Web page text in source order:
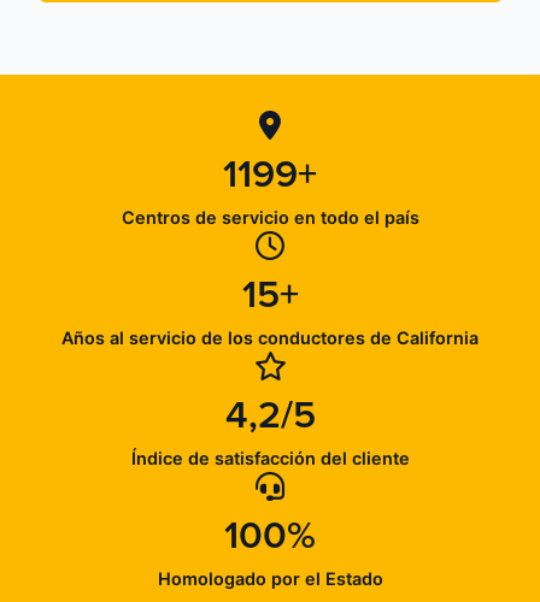
1199+
Centros de servicio en todo el país
15+
Años al servicio de los conductores de California
4,2/5
Índice de satisfacción del cliente
100%
Homologado por el Estado